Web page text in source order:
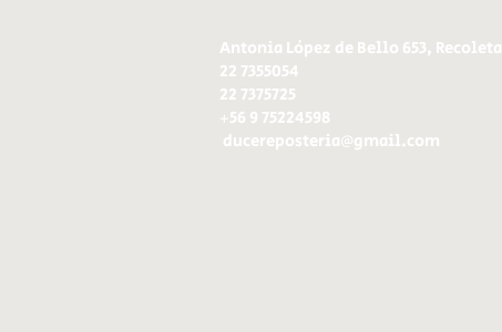
Antonia López de Bello 653, Recoleta
22 7355054
22 7375725
+56 9 75224598
ducereposteria@gmail.com